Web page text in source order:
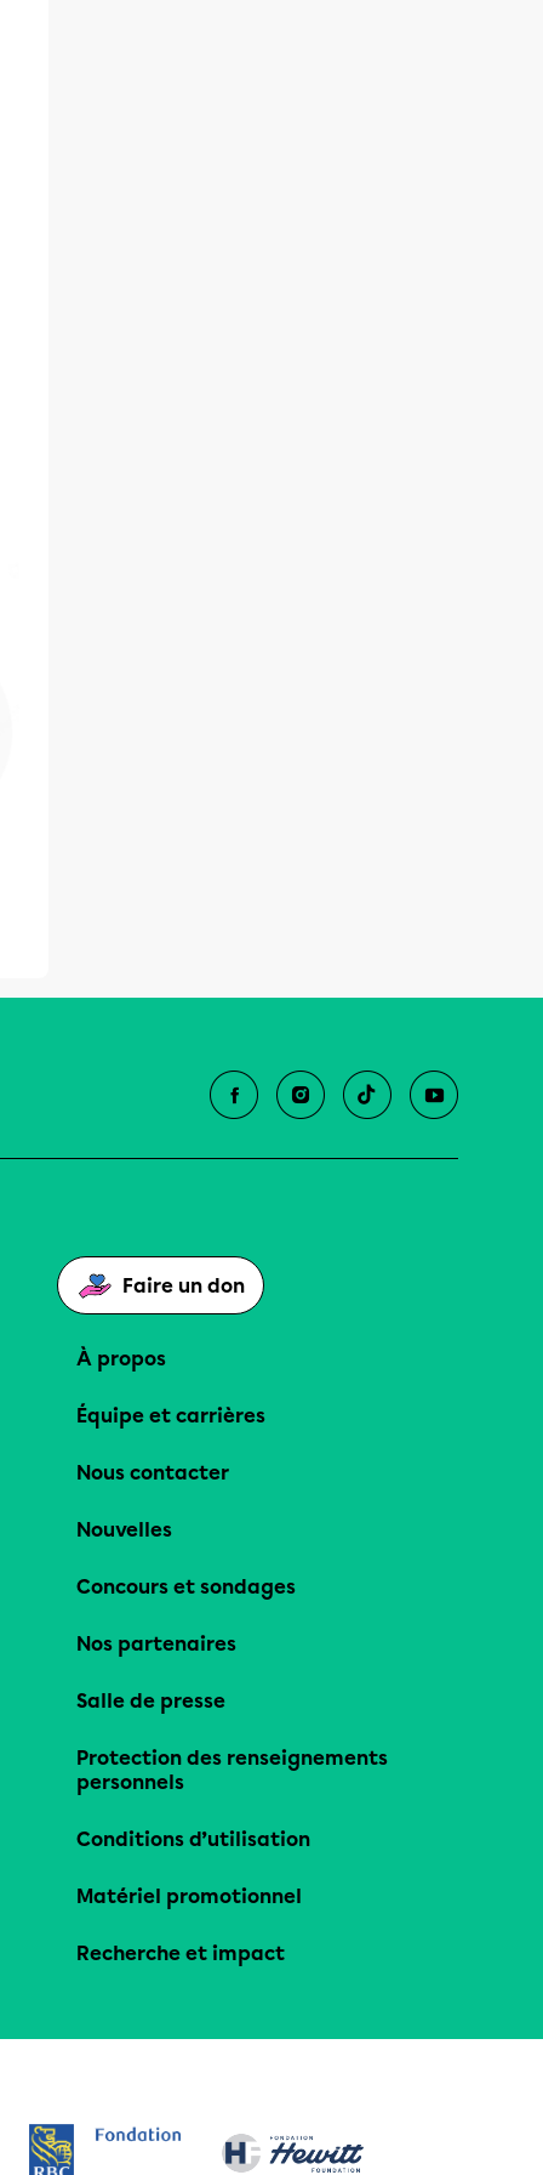
Faire un don
À propos
Équipe et carrières
Nous contacter
Nouvelles
Concours et sondages
Nos partenaires
Salle de presse
Protection des renseignements
personnels
Conditions d’utilisation
Matériel promotionnel
Recherche et impact